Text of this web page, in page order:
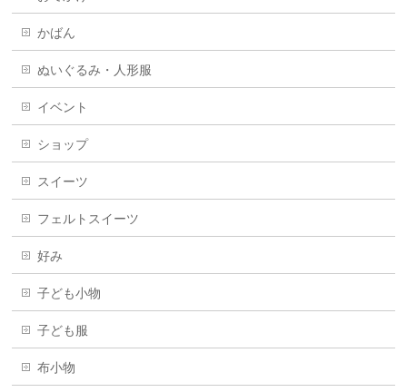
かばん
ぬいぐるみ・人形服
イベント
ショップ
スイーツ
フェルトスイーツ
好み
子ども小物
子ども服
布小物